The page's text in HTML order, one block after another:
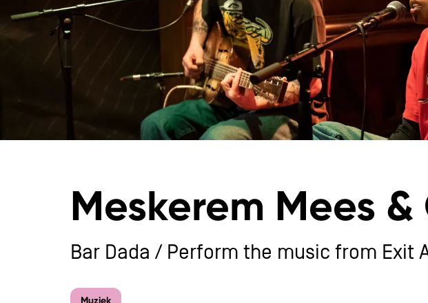
Meskerem Mees
Bar Dada / Perform the music from Exit
Muziek